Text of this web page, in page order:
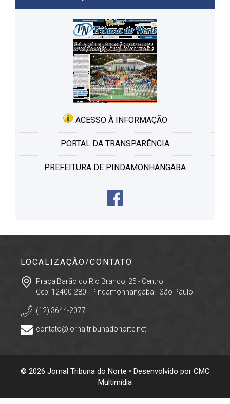
ACESSO À INFORMAÇÃO
PORTAL DA TRANSPARÊNCIA
PREFEITURA DE PINDAMONHANGABA
LOCALIZAÇÃO/CONTATO
Praça Barão do Rio Branco, 25 - Centro
Cep: 12400-280 - Pindamonhangaba - São Paulo
(12) 3644-2077
contato@jornaltribunadonorte.net
© 2026 Jornal Tribuna do Norte • Desenvolvido por CMC
Multimídia